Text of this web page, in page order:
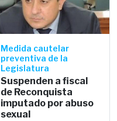
Medida cautelar
preventiva de la
Legislatura
Suspenden a fiscal
de Reconquista
imputado por abuso
sexual